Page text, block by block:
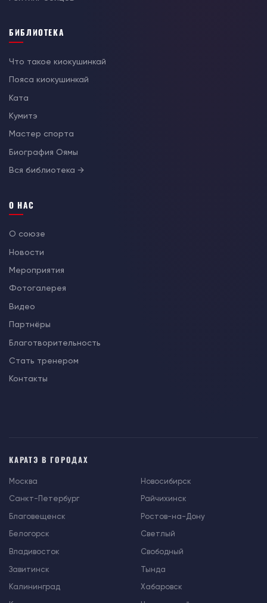
БИБЛИОТЕКА
Что такое киокушинкай
Пояса киокушинкай
Ката
Кумитэ
Мастер спорта
Биография Оямы
Вся библиотека →
О НАС
О союзе
Новости
Мероприятия
Фотогалерея
Видео
Партнёры
Благотворительность
Стать тренером
Контакты
КАРАТЭ В ГОРОДАХ
Москва
Санкт-Петербург
Благовещенск
Белогорск
Владивосток
Завитинск
Калининград
Новосибирск
Райчихинск
Ростов-на-Дону
Светлый
Свободный
Тында
Хабаровск